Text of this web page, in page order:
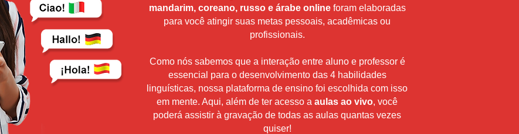
mandarim, coreano, russo e árabe online foram elaboradas
para você atingir suas metas pessoais, acadêmicas ou
profissionais.
Como nós sabemos que a interação entre aluno e professor é
essencial para o desenvolvimento das 4 habilidades
linguísticas, nossa plataforma de ensino foi escolhida com isso
em mente. Aqui, além de ter acesso a aulas ao vivo, você
poderá assistir à gravação de todas as aulas quantas vezes
quiser!